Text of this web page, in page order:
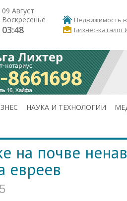
09 Август
Воскресенье
03:48
Недвижимость
Бизнес-каталог
НАУКА И ТЕХНОЛОГИИ
на почве
евреев